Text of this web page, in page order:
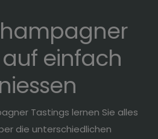
einfach
Tastings lernen Sie alles
die unterschiedlichen